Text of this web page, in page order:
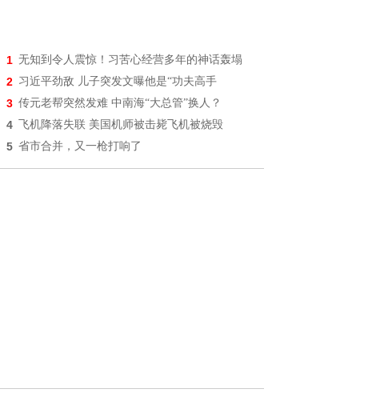
1 无知到令人震惊！习苦心经营多年的神话轰塌
2 习近平劲敌 儿子突发文曝他是“功夫高手
3 传元老帮突然发难 中南海“大总管”换人？
4 飞机降落失联 美国机师被击毙飞机被烧毁
5 省市合并，又一枪打响了